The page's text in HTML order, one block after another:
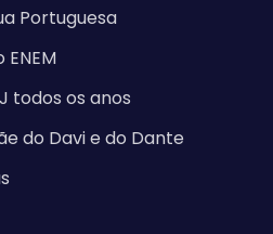
Portuguesa
todos os anos
do Davi e do Dante